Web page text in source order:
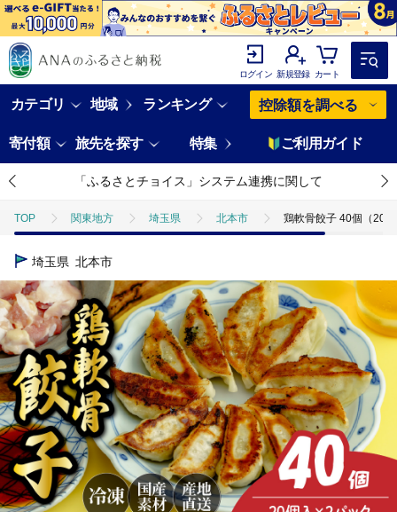
ログイン 新規登録 カート
カテゴリ 地域 ランキング 控除額を調べる
寄付額 旅先を探す 特集 ご利用ガイド
「ふるさとチョイス」システム連携に関して
TOP 関東地方 埼玉県 北本市 鶏軟骨餃子 40個（20
埼玉県 北本市